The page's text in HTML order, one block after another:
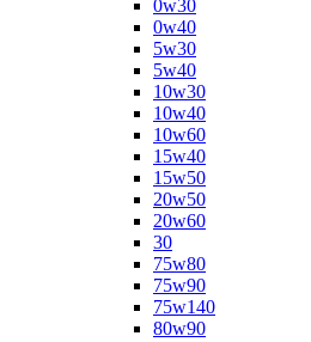
0w30
0w40
5w30
5w40
10w30
10w40
10w60
15w40
15w50
20w50
20w60
30
75w80
75w90
75w140
80w90